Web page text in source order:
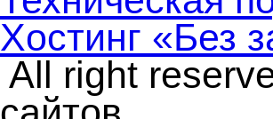
Хостинг «Без
All right